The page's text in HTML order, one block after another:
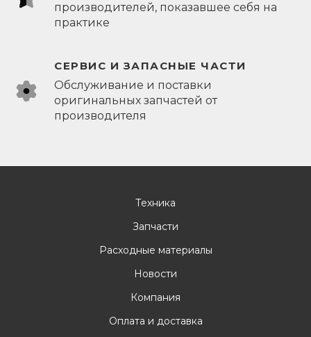
производителей, показавшее себя на
практике
СЕРВИС И ЗАПАСНЫЕ ЧАСТИ
Обслуживание и поставки
оригинальных запчастей от
производителя
Техника
Запчасти
Расходные материалы
Новости
Компания
Оплата и доставка